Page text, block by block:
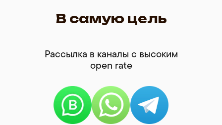
Рассылка в каналы с высоким
open rate
В самую цель